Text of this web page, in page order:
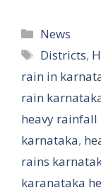
Categories
News
Tags
Districts,
rain in
rain
heavy rainfall
karnataka,
rains
karanataka